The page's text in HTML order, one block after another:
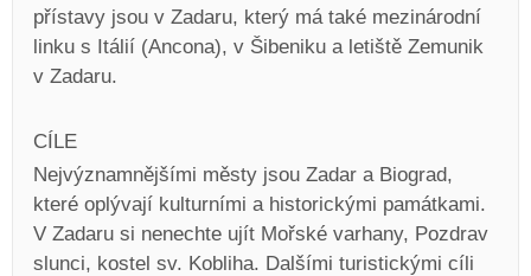
přístavy jsou v Zadaru, který má také mezinárodní
linku s Itálií (Ancona), v Šibeniku a letiště Zemunik
v Zadaru.
CÍLE
Nejvýznamnějšími městy jsou Zadar a Biograd,
které oplývají kulturními a historickými památkami.
V Zadaru si nenechte ujít Mořské varhany, Pozdrav
slunci, kostel sv. Kobliha. Dalšími turistickými cíli